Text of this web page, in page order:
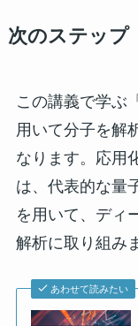
次のステップ
この講義で学ぶ
用いて分子を解
なります。応用
は、代表的な量
を用いて、ディ
解析に取り組み
あわせて読みたい